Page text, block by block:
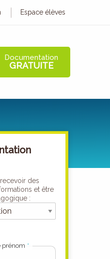
Espace élèves
Documentation
GRATUITE
des
et être
:
prénom